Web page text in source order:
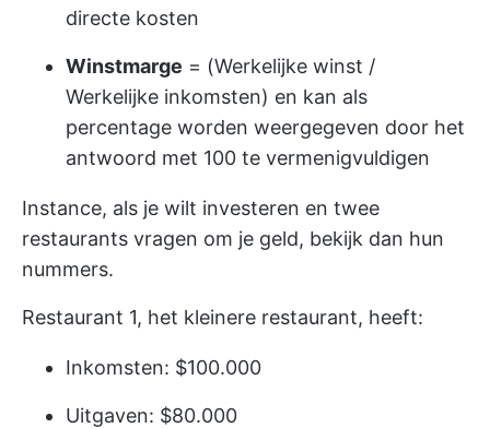
directe kosten
Winstmarge = (Werkelijke winst /
Werkelijke inkomsten) en kan als
percentage worden weergegeven door het
antwoord met 100 te vermenigvuldigen
Instance, als je wilt investeren en twee
restaurants vragen om je geld, bekijk dan hun
nummers.
Restaurant 1, het kleinere restaurant, heeft:
Inkomsten: $100.000
Uitgaven: $80.000